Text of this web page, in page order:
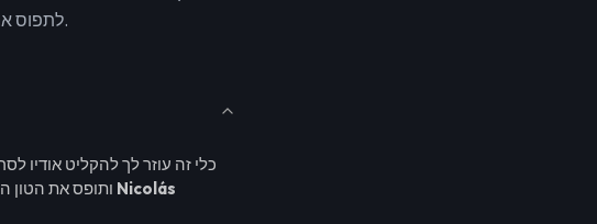
לתפוס את הטון הייחודי, כך שהאודיו שלך יישמע מוכר וברור.
Nicolás